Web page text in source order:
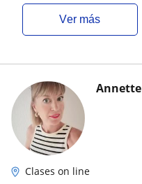
ver más
Annette
Clases on line